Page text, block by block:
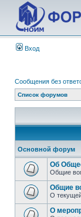
Вход
Сообщения без
Список форумов
Основной форум
Об
Общие
Общие
О
О